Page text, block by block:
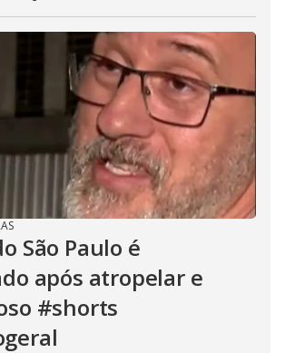
São Paulo é
após atropelar e
#shorts